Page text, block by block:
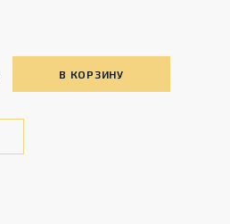
В КОРЗИНУ